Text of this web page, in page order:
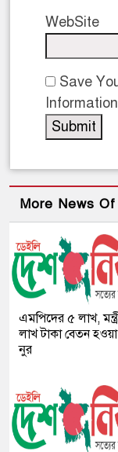
WebSite
Save
Information
More News
এমপিদের ৫ লাখ,
লাখ টাকা বেতন
নুর